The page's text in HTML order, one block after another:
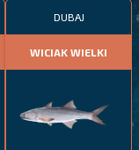
DUBAJ
WICIAK WIELKI